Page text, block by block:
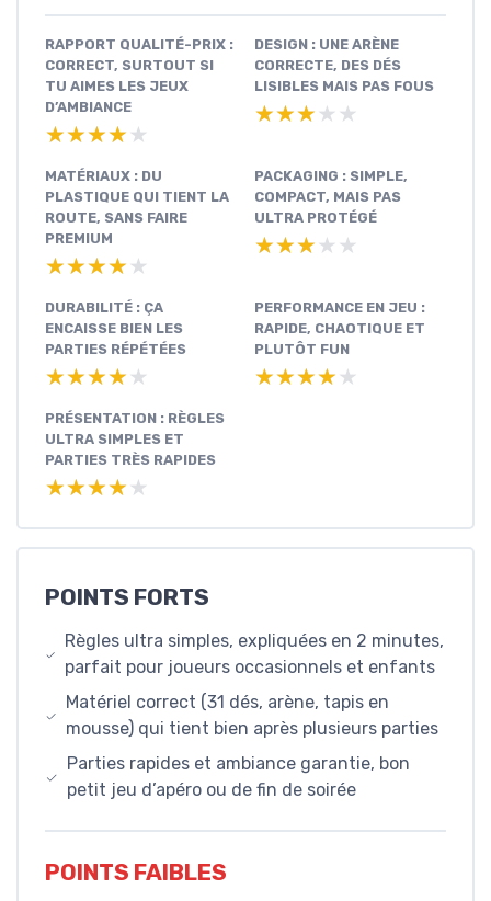
RAPPORT QUALITÉ-PRIX :
CORRECT, SURTOUT SI
TU AIMES LES JEUX
D’AMBIANCE
★★★★★
★★★★★
DESIGN : UNE ARÈNE
CORRECTE, DES DÉS
LISIBLES MAIS PAS FOUS
★★★★★
★★★★★
MATÉRIAUX : DU
PLASTIQUE QUI TIENT LA
ROUTE, SANS FAIRE
PREMIUM
★★★★★
★★★★★
PACKAGING : SIMPLE,
COMPACT, MAIS PAS
ULTRA PROTÉGÉ
★★★★★
★★★★★
DURABILITÉ : ÇA
ENCAISSE BIEN LES
PARTIES RÉPÉTÉES
★★★★★
★★★★★
PERFORMANCE EN JEU :
RAPIDE, CHAOTIQUE ET
PLUTÔT FUN
★★★★★
★★★★★
PRÉSENTATION : RÈGLES
ULTRA SIMPLES ET
PARTIES TRÈS RAPIDES
★★★★★
★★★★★
POINTS FORTS
Règles ultra simples, expliquées en 2 minutes,
parfait pour joueurs occasionnels et enfants
Matériel correct (31 dés, arène, tapis en
mousse) qui tient bien après plusieurs parties
Parties rapides et ambiance garantie, bon
petit jeu d’apéro ou de fin de soirée
POINTS FAIBLES